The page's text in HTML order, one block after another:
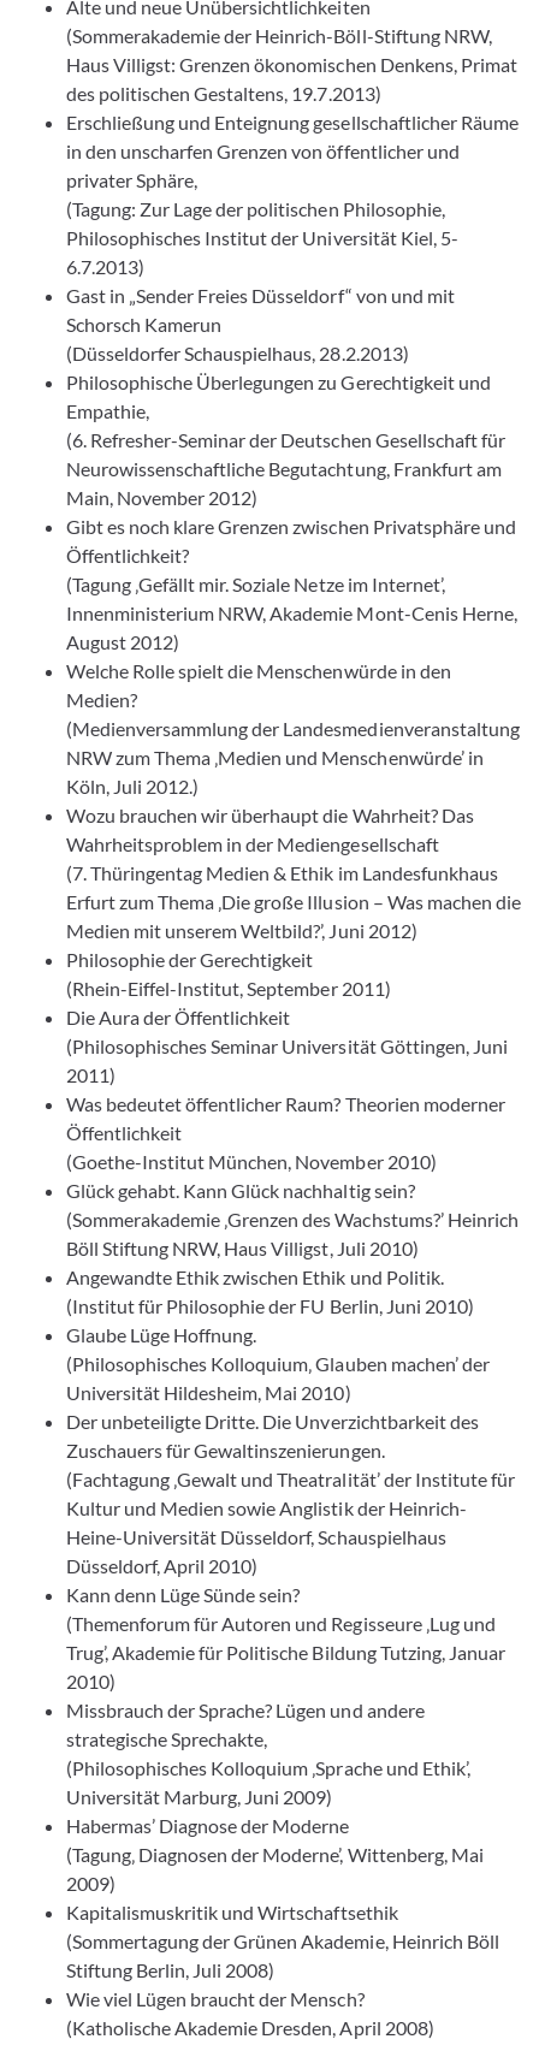
Alte und neue Unübersichtlichkeiten
(Sommerakademie der Heinrich-Böll-Stiftung NRW,
Haus Villigst: Grenzen ökonomischen Denkens, Primat
des politischen Gestaltens, 19.7.2013)
Erschließung und Enteignung gesellschaftlicher Räume
in den unscharfen Grenzen von öffentlicher und
privater Sphäre,
(Tagung: Zur Lage der politischen Philosophie,
Philosophisches Institut der Universität Kiel, 5-
6.7.2013)
Gast in „Sender Freies Düsseldorf“ von und mit
Schorsch Kamerun
(Düsseldorfer Schauspielhaus, 28.2.2013)
Philosophische Überlegungen zu Gerechtigkeit und
Empathie,
(6. Refresher-Seminar der Deutschen Gesellschaft für
Neurowissenschaftliche Begutachtung, Frankfurt am
Main, November 2012)
Gibt es noch klare Grenzen zwischen Privatsphäre und
Öffentlichkeit?
(Tagung ‚Gefällt mir. Soziale Netze im Internet’,
Innenministerium NRW, Akademie Mont-Cenis Herne,
August 2012)
Welche Rolle spielt die Menschenwürde in den
Medien?
(Medienversammlung der Landesmedienveranstaltung
NRW zum Thema ‚Medien und Menschenwürde’ in
Köln, Juli 2012.)
Wozu brauchen wir überhaupt die Wahrheit? Das
Wahrheitsproblem in der Mediengesellschaft
(7. Thüringentag Medien & Ethik im Landesfunkhaus
Erfurt zum Thema ‚Die große Illusion – Was machen die
Medien mit unserem Weltbild?’, Juni 2012)
Philosophie der Gerechtigkeit
(Rhein-Eiffel-Institut, September 2011)
Die Aura der Öffentlichkeit
(Philosophisches Seminar Universität Göttingen, Juni
2011)
Was bedeutet öffentlicher Raum? Theorien moderner
Öffentlichkeit
(Goethe-Institut München, November 2010)
Glück gehabt. Kann Glück nachhaltig sein?
(Sommerakademie ‚Grenzen des Wachstums?’ Heinrich
Böll Stiftung NRW, Haus Villigst, Juli 2010)
Angewandte Ethik zwischen Ethik und Politik.
(Institut für Philosophie der FU Berlin, Juni 2010)
Glaube Lüge Hoffnung.
(Philosophisches Kolloquium‚ Glauben machen’ der
Universität Hildesheim, Mai 2010)
Der unbeteiligte Dritte. Die Unverzichtbarkeit des
Zuschauers für Gewaltinszenierungen.
(Fachtagung ‚Gewalt und Theatralität’ der Institute für
Kultur und Medien sowie Anglistik der Heinrich-
Heine-Universität Düsseldorf, Schauspielhaus
Düsseldorf, April 2010)
Kann denn Lüge Sünde sein?
(Themenforum für Autoren und Regisseure ‚Lug und
Trug’, Akademie für Politische Bildung Tutzing, Januar
2010)
Missbrauch der Sprache? Lügen und andere
strategische Sprechakte,
(Philosophisches Kolloquium ‚Sprache und Ethik’,
Universität Marburg, Juni 2009)
Habermas’ Diagnose der Moderne
(Tagung‚ Diagnosen der Moderne’, Wittenberg, Mai
2009)
Kapitalismuskritik und Wirtschaftsethik
(Sommertagung der Grünen Akademie, Heinrich Böll
Stiftung Berlin, Juli 2008)
Wie viel Lügen braucht der Mensch?
(Katholische Akademie Dresden, April 2008)